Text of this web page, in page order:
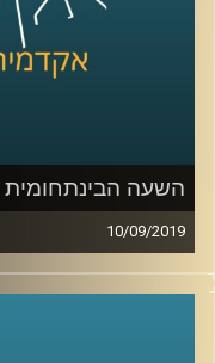
בשעה מרתקת
על העבר וגם על
מביה"ס אדלסון
סבסטיאן באך, אלן
וקהילת
הטכנולוגיים
קרדיט תמונות:
השעה הבינתחומית
10/09/2019
אפליה מגדרית